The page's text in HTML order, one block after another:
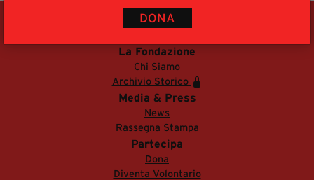
DONA
segreteria@tramefestival.it
info@tramefestival.it
+39 346 954 4078La Fondazione
Chi Siamo
Archivio Storico
Media & Press
News
Rassegna Stampa
Partecipa
Dona
Diventa Volontario